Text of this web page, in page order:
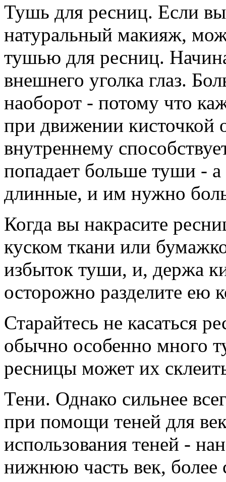
Тушь для ресниц. Если вы
натуральный макияж,
тушью для ресниц.
внешнего уголка глаз.
наоборот - потому что
при движении кисточкой
внутреннему
попадает больше туши -
длинные, и им нужно
Когда вы накрасите
куском ткани или
избыток туши, и, держа
осторожно разделите ею
Старайтесь не касаться
обычно особенно много
ресницы может их
Тени. Однако сильнее
при помощи теней для
использования теней -
нижнюю часть век,